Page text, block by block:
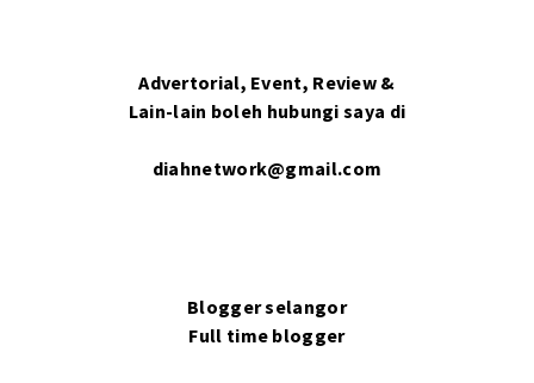
Advertorial, Event, Review &
Lain-lain boleh hubungi saya di
diahnetwork@gmail.com
Blogger selangor
Full time blogger